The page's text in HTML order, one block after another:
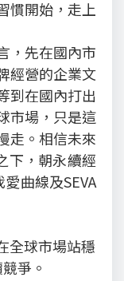
慣開始，走上
先在國內市
經營的企業文
到在國內打出
市場，只是這
走。相信未來
下，朝永續經
曲線及SEVA